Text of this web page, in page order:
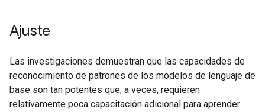
Ajuste
Las investigaciones demuestran que las capacidades de
reconocimiento de patrones de los modelos de lenguaje de
base son tan potentes que, a veces, requieren
relativamente poca capacitación adicional para aprender